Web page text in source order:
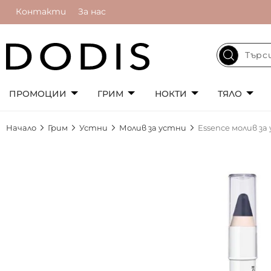
Контакти За нас
ПРОМОЦИИ ГРИМ НОКТИ ТЯЛО
Начало Грим Устни Молив за устни Essence молив